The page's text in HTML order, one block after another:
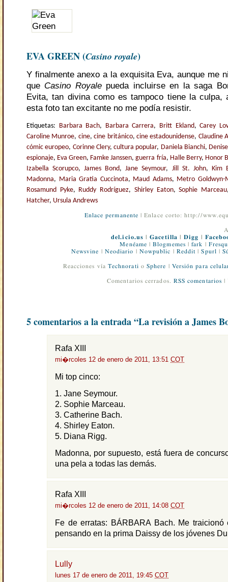
EVA GREEN (Casino royale)
Y finalmente anexo a la exquisita Eva, aunque me
que Casino Royalepueda incluirse en la saga
Evita, tan divina como es tampoco tiene la culpa,
esta foto tan excitante no me podía resistir.
Etiquetas: Barbara Bach, Barbara Carrera, Britt Ekland,Carey
Caroline Munroe, cine,cine británico,cine estadounidense, Claudine
cómic europeo, Corinne Clery,cultura popular, Daniela Bianchi,
espionaje, Eva Green, Famke Janssen,guerra fría, Halle Berry, Honor
Izabella Scorupco,James Bond,Jane Seymour, Jill St. John, Kim
Madonna, Maria Gratia Cuccinota, Maud Adams, Metro Goldwyn-
Rosamund Pyke, Ruddy Rodríguez, Shirley Eaton,Sophie Marceau
Hatcher, Ursula Andrews
Enlace permanente | Enlace corto: http://
del.icio.us |Gacetilla |Digg
Menéame |Blogmemes |fark
Newsvine
Neodiario Nowpublic Reddit |Spurl |
Reacciones vía Technorati o Sphere Versión para
Comentarios cerrados. RSS comentarios |
5 comentarios a la entrada “La revisión a James
Rafa XIII
mi�rcoles 12 de enero de 2011, 13:51 COT
Mi top cinco:
1. Jane Seymour.
2. Sophie Marceau.
3. Catherine Bach.
4. Shirley Eaton.
5. Diana Rigg.
Madonna, por supuesto, está fuera de
una pela a todas las demás.
Rafa XIII
mi�rcoles 12 de enero de 2011, 14:08 COT
Fe de erratas: BÁRBARA Bach. Me traicionó
pensando en la prima Daissy de los jóvenes
Lully
lunes 17 de enero de 2011, 19:45 COT